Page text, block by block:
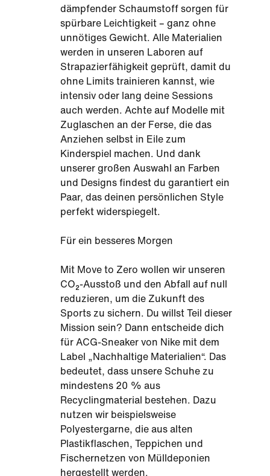
dämpfender Schaumstoff sorgen für
spürbare Leichtigkeit – ganz ohne
unnötiges Gewicht. Alle Materialien
werden in unseren Laboren auf
Strapazierfähigkeit geprüft, damit du
ohne Limits trainieren kannst, wie
intensiv oder lang deine Sessions
auch werden. Achte auf Modelle mit
Zuglaschen an der Ferse, die das
Anziehen selbst in Eile zum
Kinderspiel machen. Und dank
unserer großen Auswahl an Farben
und Designs findest du garantiert ein
Paar, das deinen persönlichen Style
perfekt widerspiegelt.
Für ein besseres Morgen
Mit Move to Zero wollen wir unseren
CO₂-Ausstoß und den Abfall auf null
reduzieren, um die Zukunft des
Sports zu sichern. Du willst Teil dieser
Mission sein? Dann entscheide dich
für ACG-Sneaker von Nike mit dem
Label „Nachhaltige Materialien“. Das
bedeutet, dass unsere Schuhe zu
mindestens 20 % aus
Recyclingmaterial bestehen. Dazu
nutzen wir beispielsweise
Polyestergarne, die aus alten
Plastikflaschen, Teppichen und
Fischernetzen von Mülldeponien
hergestellt werden.